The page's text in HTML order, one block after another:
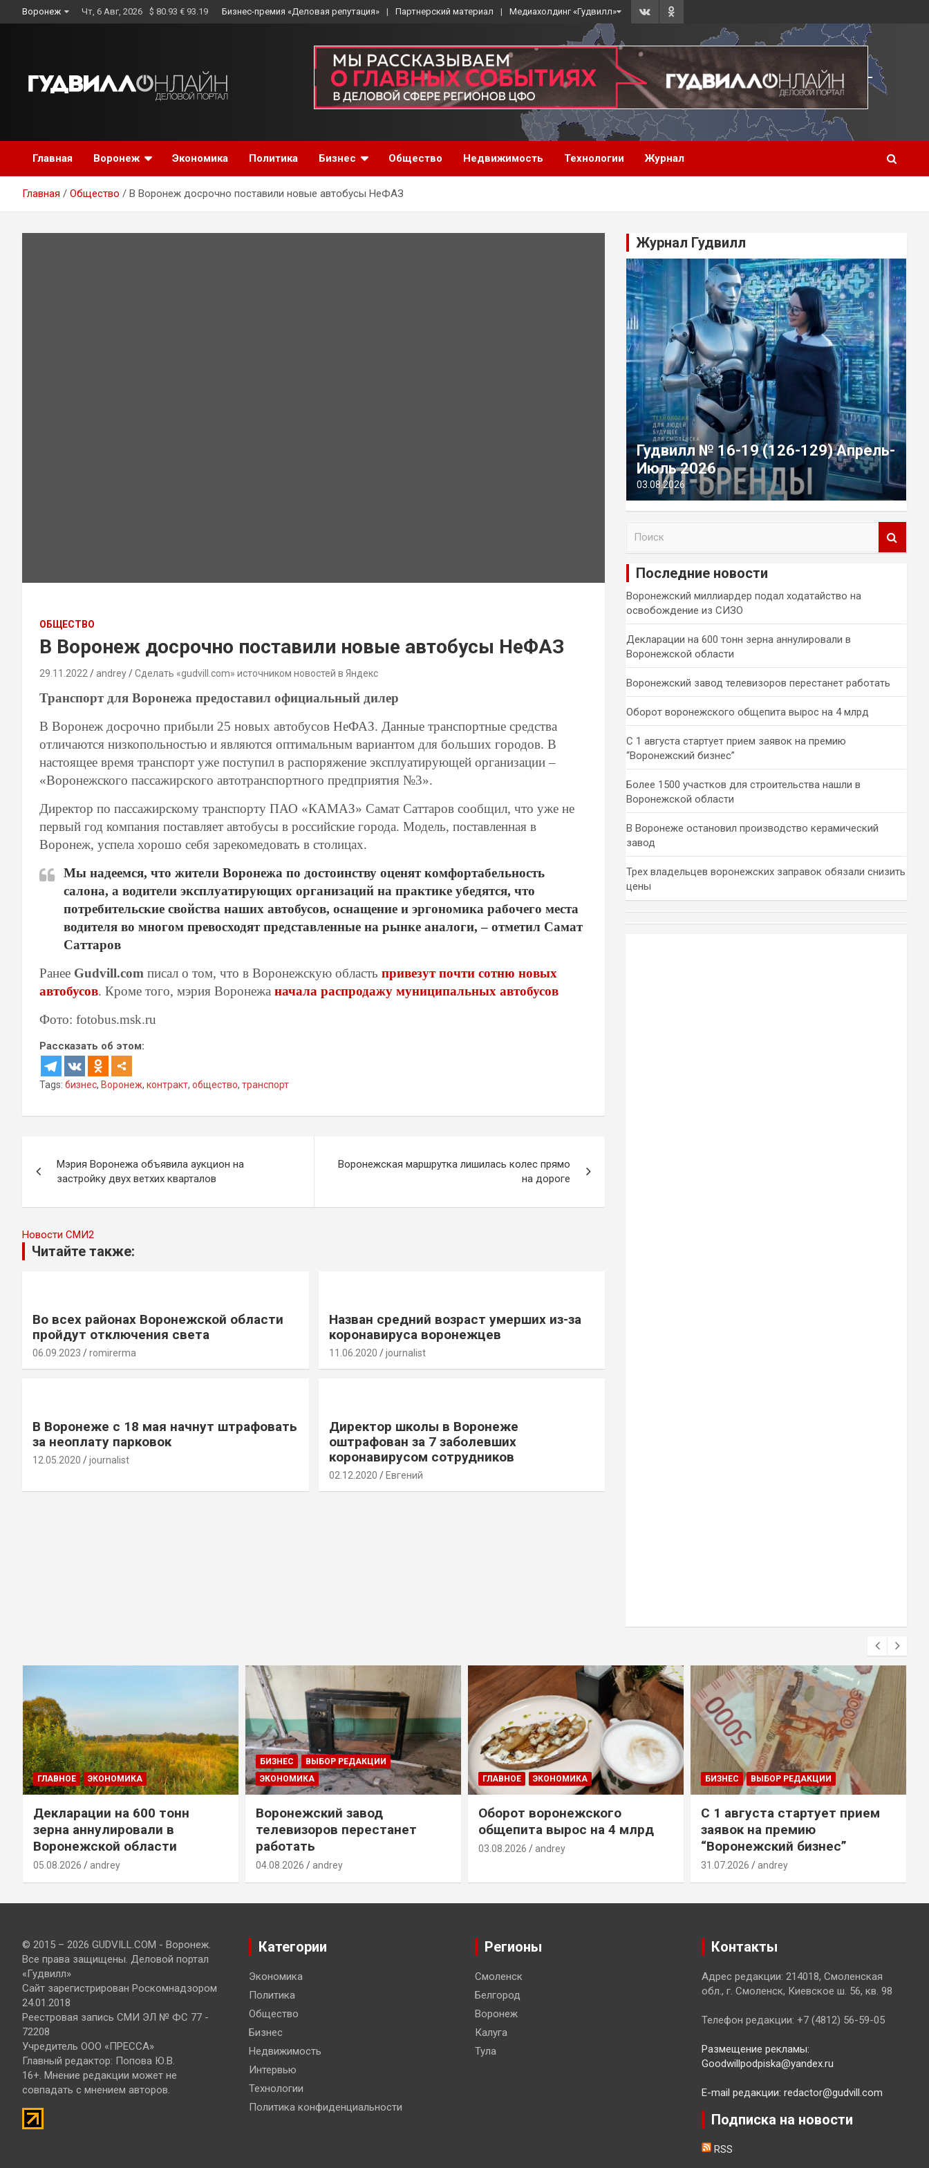
to
Воронеж Чт, 6 Авг, 2026 $ 80.93 € 93.19 Бизнес-премия «Деловая репутация» Партнерский материал Медиахолдинг «Гудвилл»
Главная Воронеж Экономика Политика Бизнес Общество Недвижимость Технологии Журнал
Главная Общество В Воронеж досрочно поставили новые автобусы НеФАЗ
ОБЩЕСТВО
В Воронеж досрочно поставили новые автобусы НеФАЗ
29.11.2022 andrey Сделать «gudvill.com» источником новостей в Яндекс
Транспорт для Воронежа предоставил официальный дилер
В Воронеж досрочно прибыли 25 новых автобусов НеФАЗ. Данные транспортные средства
отличаются низкопольностью и являются оптимальным вариантом для больших городов. В
настоящее время транспорт уже поступил в распоряжение эксплуатирующей организации –
«Воронежского пассажирского автотранспортного предприятия №3».
Директор по пассажирскому транспорту ПАО «КАМАЗ» Самат Саттаров сообщил, что уже не
первый год компания поставляет автобусы в российские города. Модель, поставленная в
Воронеж, успела хорошо себя зарекомедовать в столицах.
Мы надеемся, что жители Воронежа по достоинству оценят комфортабельность
салона, а водители эксплуатирующих организаций на практике убедятся, что
потребительские свойства наших автобусов, оснащение и эргономика рабочего места
водителя во многом превосходят представленные на рынке аналоги, – отметил Самат
Саттаров
Ранее Gudvill.com писал о том, что в Воронежскую область привезут почти сотню новых
автобусов. Кроме того, мэрия Воронежа начала распродажу муниципальных автобусов
Фото: fotobus.msk.ru
Рассказать об этом:
Tags: бизнес, Воронеж, контракт, общество, транспорт
по
записям
Мэрия Воронежа объявила аукцион на
застройку двух ветхих кварталов
Воронежская маршрутка лишилась колес прямо
на дороге
Новости СМИ2
Читайте также:
Во всех районах Воронежской области
пройдут отключения света
06.09.2023 romirerma
Назван средний возраст умерших из-за
коронавируса воронежцев
11.06.2020 journalist
В Воронеже с 18 мая начнут штрафовать
за неоплату парковок
12.05.2020 journalist
Директор школы в Воронеже
оштрафован за 7 заболевших
коронавирусом сотрудников
02.12.2020 Евгений
Журнал Гудвилл
Гудвилл № 16-19 (126-129) Апрель-
Июль 2026
03.08.2026
и
Последние новости
Воронежский миллиардер подал ходатайство на
освобождение из СИЗО
Декларации на 600 тонн зерна аннулировали в
Воронежской области
Воронежский завод телевизоров перестанет работать
Оборот воронежского общепита вырос на 4 млрд
С 1 августа стартует прием заявок на премию
“Воронежский бизнес”
Более 1500 участков для строительства нашли в
Воронежской области
В Воронеже остановил производство керамический
завод
Трех владельцев воронежских заправок обязали снизить
цены
ГЛАВНОЕ ЭКОНОМИКА
Декларации на 600 тонн
зерна аннулировали в
Воронежской области
05.08.2026 andrey
БИЗНЕС
ВЫБОР РЕДАКЦИИ
ЭКОНОМИКА
Воронежский завод
телевизоров перестанет
работать
04.08.2026 andrey
ГЛАВНОЕ ЭКОНОМИКА
Оборот воронежского
общепита вырос на 4 млрд
03.08.2026 andrey
БИЗНЕС ВЫБОР РЕДАКЦИИ
С 1 августа стартует прием
заявок на премию
“Воронежский бизнес”
31.07.2026 andrey
© 2015 – 2026 GUDVILL.COM - Воронеж.
Все права защищены. Деловой портал
«Гудвилл»
Сайт зарегистрирован Роскомнадзором
24.01.2018
Реестровая запись СМИ ЭЛ № ФС 77 -
72208
Учредитель ООО «ПРЕССА»
Главный редактор: Попова Ю.В.
16+. Мнение редакции может не
совпадать с мнением авторов.
Категории
Экономика
Политика
Общество
Бизнес
Недвижимость
Интервью
Технологии
Политика конфиденциальности
Регионы
Смоленск
Белгород
Воронеж
Калуга
Тула
Контакты
Адрес редакции: 214018, Смоленская
обл., г. Смоленск, Киевское ш. 56, кв. 98
Телефон редакции: +7 (4812) 56-59-05
Размещение рекламы:
Goodwillpodpiska@yandex.ru
E-mail редакции: redactor@gudvill.com
Подписка на новости
RSS